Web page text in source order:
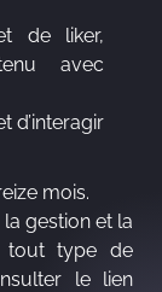
de liker,
avec
d’interagir
mois.
la gestion et la
tout type de
le lien